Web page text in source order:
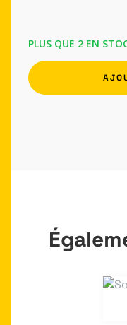
PLUS QUE 2 EN